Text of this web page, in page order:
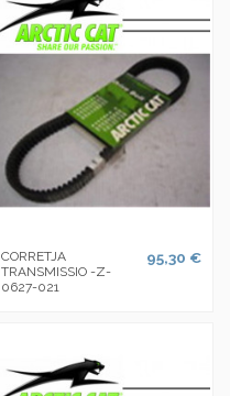
CORRETJA
TRANSMISSIO -Z-
0627-021
95,30 €